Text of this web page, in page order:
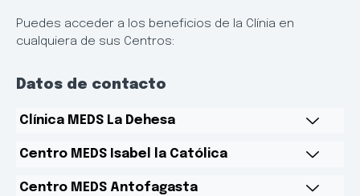
Puedes acceder a los beneficios de la Clínia en
cualquiera de sus Centros:
Datos de contacto
Clínica MEDS La Dehesa
Centro MEDS Isabel la Católica
Centro MEDS Antofagasta